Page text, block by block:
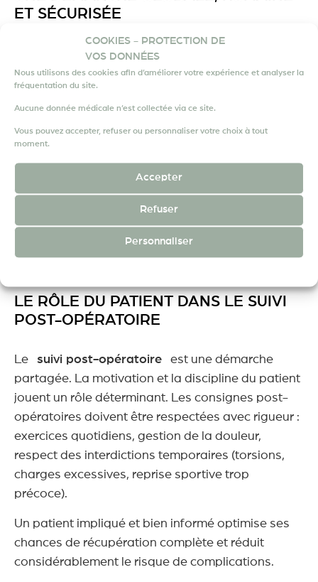
COOKIES - PROTECTION DE
VOS DONNÉES
Nous utilisons des cookies afin d’améliorer votre expérience et analyser la
fréquentation du site.
Aucune donnée médicale n’est collectée via ce site.
Vous pouvez accepter, refuser ou personnaliser votre choix à tout
moment.
Accepter
Refuser
Personnaliser
ET SÉCURISÉE
suivi post-opératoire
seulement à vérifier une cicatrice ou contrôler un
compte-rendu d’imagerie. Il s’agit d’une
de reprise globalequi prend en compte :
La fonction articulaire.
La confiance du patient en son corps.
Le rythme de vie (sport, travail, loisirs).
Au-delà de la chirurgie, l’objectif est de
reconstruire une autonomie complète et de
redonner au patient la liberté de mouvement.
LE RÔLE DU PATIENT DANS LE SUIVI
POST-OPÉRATOIRE
Le suivi post-opératoire est une démarche
partagée. La motivation et la discipline du patient
jouent un rôle déterminant. Les consignes post-
opératoires doivent être respectées avec rigueur :
exercices quotidiens, gestion de la douleur,
respect des interdictions temporaires (torsions,
charges excessives, reprise sportive trop
précoce).
Un patient impliqué et bien informé optimise ses
chances de récupération complète et réduit
considérablement le risque de complications.